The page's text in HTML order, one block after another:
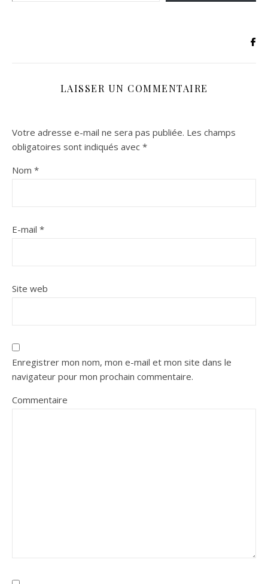
LAISSER UN COMMENTAIRE
Votre adresse e-mail ne sera pas publiée. Les champs
obligatoires sont indiqués avec *
Nom *
E-mail *
Site web
Enregistrer mon nom, mon e-mail et mon site dans le
navigateur pour mon prochain commentaire.
Commentaire